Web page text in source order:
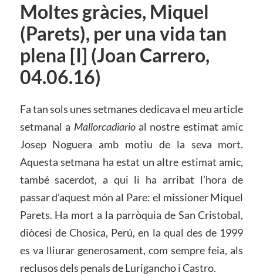
Moltes gràcies, Miquel
(Parets), per una vida tan
plena [I] (Joan Carrero,
04.06.16)
Fa tan sols unes setmanes dedicava el meu article
setmanal a Mallorcadiarioal nostre estimat amic
Josep Noguera amb motiu de la seva mort.
Aquesta setmana ha estat un altre estimat amic,
també sacerdot, a qui li ha arribat l’hora de
passar d’aquest món al Pare: el missioner Miquel
Parets. Ha mort a la parròquia de San Cristobal,
diòcesi de Chosica, Perú, en la qual des de 1999
es va lliurar generosament, com sempre feia, als
reclusos dels penals de Lurigancho i Castro.